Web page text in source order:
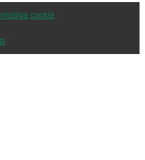
cookie